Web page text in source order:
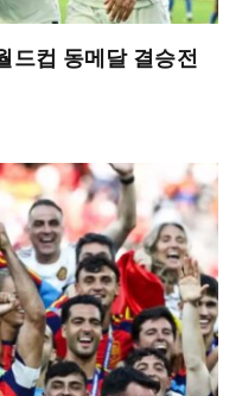
드컵 동메달 결승전